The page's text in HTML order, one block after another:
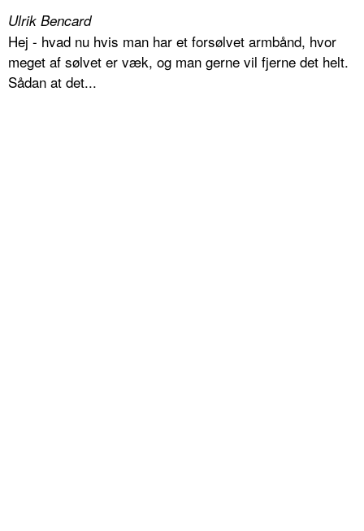
Ulrik Bencard
Hej - hvad nu hvis man har et forsølvet armbånd, hvor
meget af sølvet er væk, og man gerne vil fjerne det helt.
Sådan at det...